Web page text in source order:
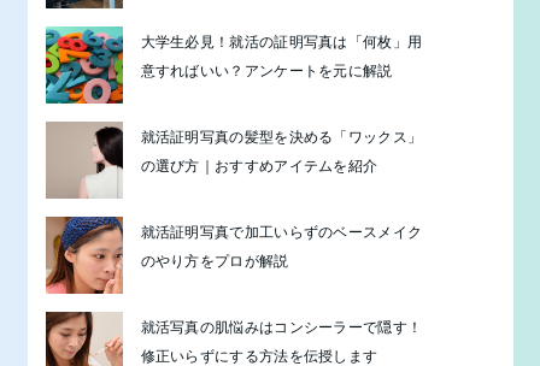
大学生必見！就活の証明写真は「何枚」用
意すればいい？アンケートを元に解説
就活証明写真の髪型を決める「ワックス」
の選び方｜おすすめアイテムを紹介
就活証明写真で加工いらずのベースメイク
のやり方をプロが解説
就活写真の肌悩みはコンシーラーで隠す！
修正いらずにする方法を伝授します